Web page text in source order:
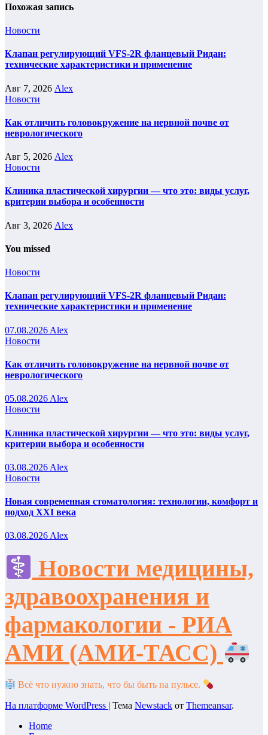
Похожая запись
Новости
Клапан регулирующий VFS-2R фланцевый Ридан:
технические характеристики и применение
Авг 7, 2026 Alex
Новости
Как отличить головокружение на нервной почве от
неврологического
Авг 5, 2026 Alex
Новости
Клиника пластической хирургии — что это: виды услуг,
критерии выбора и особенности
Авг 3, 2026 Alex
You missed
Новости
Клапан регулирующий VFS-2R фланцевый Ридан:
технические характеристики и применение
07.08.2026 Alex
Новости
Как отличить головокружение на нервной почве от
неврологического
05.08.2026 Alex
Новости
Клиника пластической хирургии — что это: виды услуг,
критерии выбора и особенности
03.08.2026 Alex
Новости
Новая современная стоматология: технологии, комфорт и
подход XXI века
03.08.2026 Alex
Новости медицины,
здравоохранения и
фармакологии - РИА
АМИ (АМИ-ТАСС)
Всё что нужно знать, что бы быть на пульсе.
На платформе WordPress | Тема Newstack от Themeansar.
Home